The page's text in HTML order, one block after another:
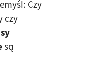
Czy
czy
są